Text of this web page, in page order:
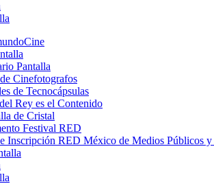
Pantalla
Cinefotografos
de Tecnocápsulas
Rey es el Contenido
de Cristal
Festival RED
Inscripción RED México de Medios Públicos